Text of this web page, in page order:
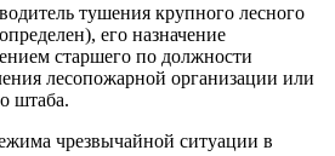
тушения крупного лесного
его назначение
старшего по должности
лесопожарной организации или
штаба.
чрезвычайной ситуации в